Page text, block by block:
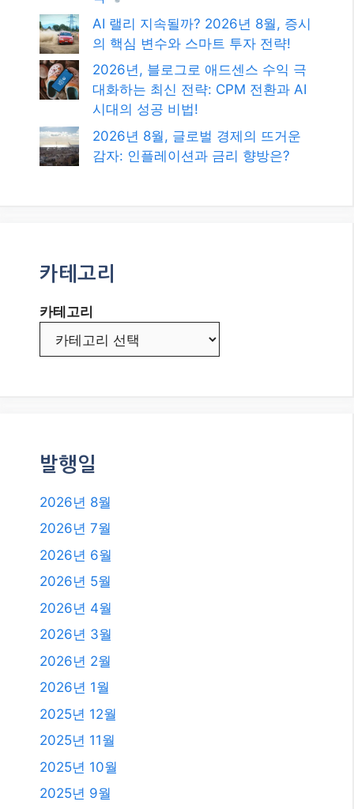
AI 랠리 지속될까? 2026년 8월, 증시
의 핵심 변수와 스마트 투자 전략!
2026년, 블로그로 애드센스 수익 극
대화하는 최신 전략: CPM 전환과 AI
시대의 성공 비법!
2026년 8월, 글로벌 경제의 뜨거운
감자: 인플레이션과 금리 향방은?
카테고리
카테고리
발행일
2026년 8월
2026년 7월
2026년 6월
2026년 5월
2026년 4월
2026년 3월
2026년 2월
2026년 1월
2025년 12월
2025년 11월
2025년 10월
2025년 9월